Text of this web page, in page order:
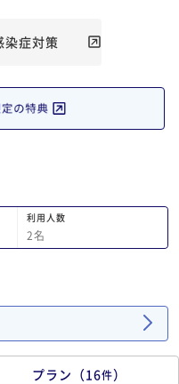
染症対策
利用人数
2名
プラン （16件）